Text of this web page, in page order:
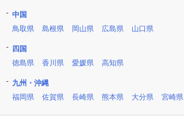
中国
鳥取県
島根県 岡山県 広島県 山口県
四国
徳島県
香川県 愛媛県 高知県
九州・沖縄
福岡県
佐賀県 長崎県 熊本県 大分県 宮崎県